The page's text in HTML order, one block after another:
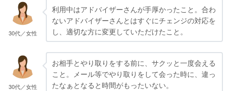
30代／女性
利用中はアドバイザーさんが手厚かったこと。合わ
ないアドバイザーさんとはすぐにチェンジの対応を
し、適切な方に変更していただけたこと。
30代／女性
お相手とやり取りをする前に、サクッと一度会える
こと。メール等でやり取りをして会った時に、違っ
たなぁとなると時間がもったいない。